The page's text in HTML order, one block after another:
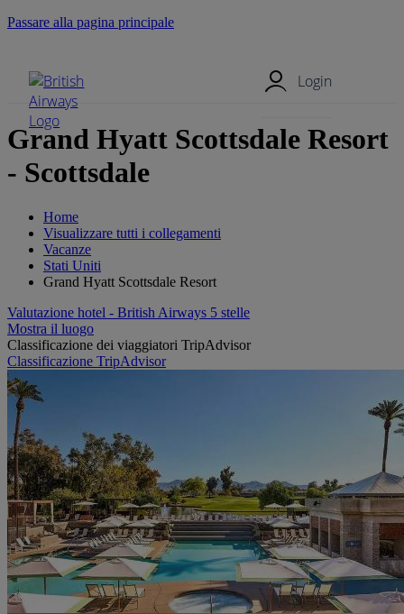
Passare alla pagina principale
Login
Grand Hyatt Scottsdale Resort
- Scottsdale
Home
Visualizzare tutti i collegamenti
Vacanze
Stati Uniti
Grand Hyatt Scottsdale Resort
Valutazione hotel - British Airways 5 stelle
Mostra il luogo
Classificazione dei viaggiatori TripAdvisor
Classificazione TripAdvisor